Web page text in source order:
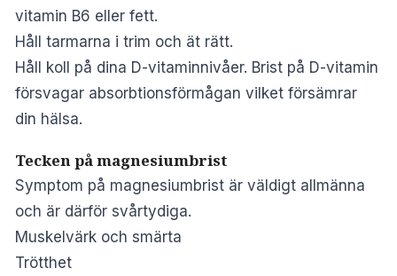
vitamin B6 eller fett.
Håll tarmarna i trim och ät rätt.
Håll koll på dina D-vitaminnivåer. Brist på D-vitamin
försvagar absorbtionsförmågan vilket försämrar
din hälsa.
Tecken på magnesiumbrist
Symptom på magnesiumbrist är väldigt allmänna
och är därför svårtydiga.
Muskelvärk och smärta
Trötthet